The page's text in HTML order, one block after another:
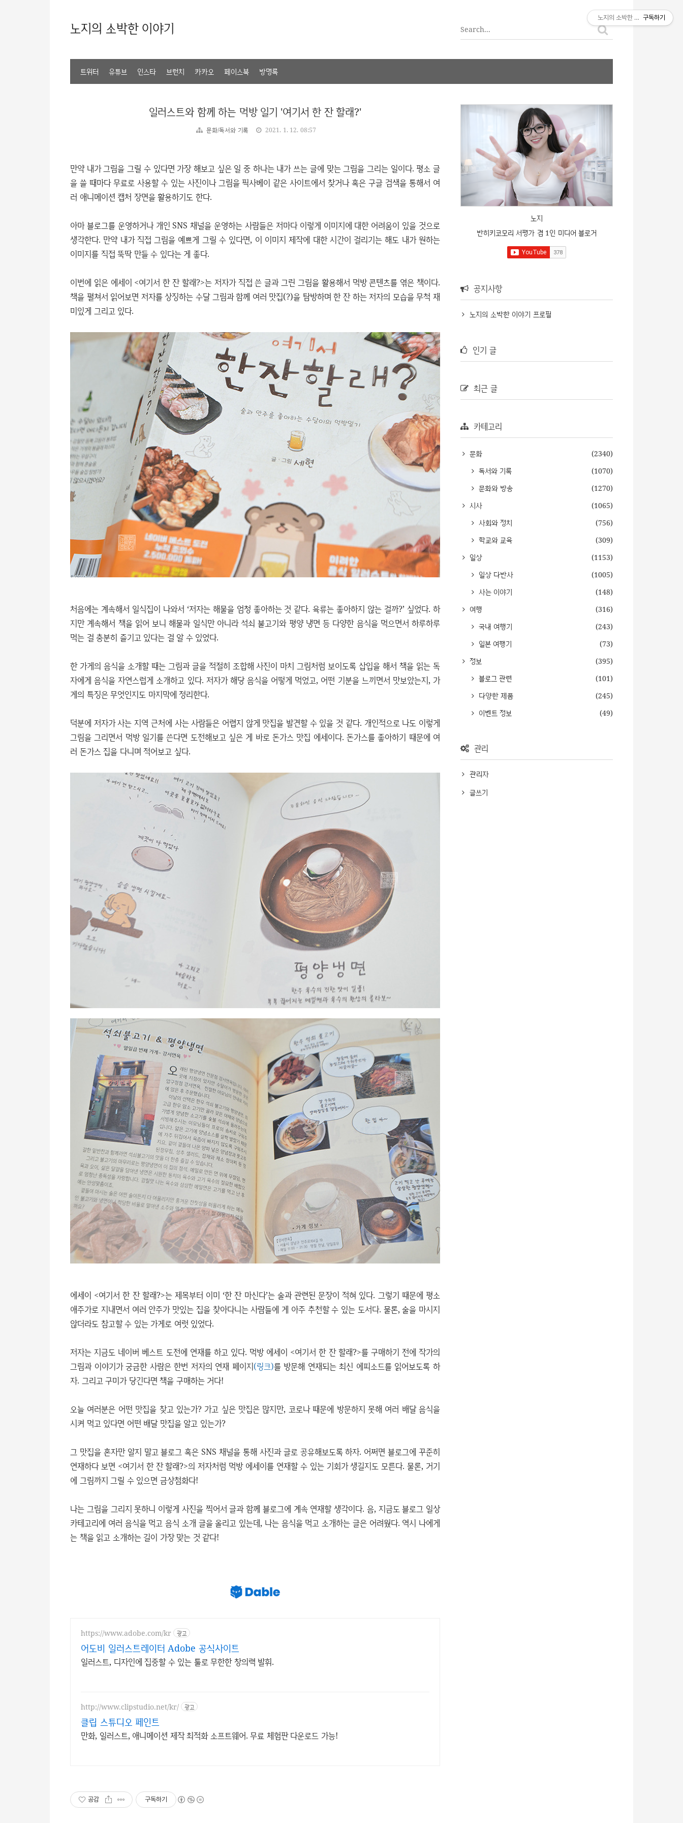
노지의 소박한 이야기
트위터 유튜브 인스타 브런치 카카오 페이스북 방명록
일러스트와 함께 하는 먹방 일기 '여기서 한 잔 할래?'
문화/독서와 기록 2021. 1. 12. 08:57
만약 내가 그림을 그릴 수 있다면 가장 해보고 싶은 일 중 하나는 내가 쓰는 글에 맞는 그림을 그리는 일이다. 평소 글
을 쓸 때마다 무료로 사용할 수 있는 사진이나 그림을 픽사베이 같은 사이트에서 찾거나 혹은 구글 검색을 통해서 여
러 애니메이션 캡처 장면을 활용하기도 한다.
아마 블로그를 운영하거나 개인 SNS 채널을 운영하는 사람들은 저마다 이렇게 이미지에 대한 어려움이 있을 것으로
생각한다. 만약 내가 직접 그림을 예쁘게 그릴 수 있다면, 이 이미지 제작에 대한 시간이 걸리기는 해도 내가 원하는
이미지를 직접 뚝딱 만들 수 있다는 게 좋다.
이번에 읽은 에세이 <여기서 한 잔 할래?>는 저자가 직접 쓴 글과 그린 그림을 활용해서 먹방 콘텐츠를 엮은 책이다.
책을 펼쳐서 읽어보면 저자를 상징하는 수달 그림과 함께 여러 맛집(?)을 탐방하며 한 잔 하는 저자의 모습을 무척 재
미있게 그리고 있다.
처음에는 계속해서 일식집이 나와서 ‘저자는 해물을 엄청 좋아하는 것 같다. 육류는 좋아하지 않는 걸까?’ 싶었다. 하
지만 계속해서 책을 읽어 보니 해물과 일식만 아니라 석쇠 불고기와 평양 냉면 등 다양한 음식을 먹으면서 하루하루
먹는 걸 충분히 즐기고 있다는 걸 알 수 있었다.
한 가게의 음식을 소개할 때는 그림과 글을 적절히 조합해 사진이 마치 그림처럼 보이도록 삽입을 해서 책을 읽는 독
자에게 음식을 자연스럽게 소개하고 있다. 저자가 해당 음식을 어떻게 먹었고, 어떤 기분을 느끼면서 맛보았는지, 가
게의 특징은 무엇인지도 마지막에 정리한다.
덕분에 저자가 사는 지역 근처에 사는 사람들은 어렵지 않게 맛집을 발견할 수 있을 것 같다. 개인적으로 나도 이렇게
그림을 그리면서 먹방 일기를 쓴다면 도전해보고 싶은 게 바로 돈가스 맛집 에세이다. 돈가스를 좋아하기 때문에 여
러 돈가스 집을 다니며 적어보고 싶다.
에세이 <여기서 한 잔 할래?>는 제목부터 이미 ‘한 잔 마신다’는 술과 관련된 문장이 적혀 있다. 그렇기 때문에 평소
애주가로 지내면서 여러 안주가 맛있는 집을 찾아다니는 사람들에 게 아주 추천할 수 있는 도서다. 물론, 술을 마시지
않더라도 참고할 수 있는 가게로 여럿 있었다.
저자는 지금도 네이버 베스트 도전에 연재를 하고 있다. 먹방 에세이 <여기서 한 잔 할래?>를 구매하기 전에 작가의
그림과 이야기가 궁금한 사람은 한번 저자의 연재 페이지(링크)를 방문해 연재되는 최신 에피소드를 읽어보도록 하
자. 그리고 구미가 당긴다면 책을 구매하는 거다!
오늘 여러분은 어떤 맛집을 찾고 있는가? 가고 싶은 맛집은 많지만, 코로나 때문에 방문하지 못해 여러 배달 음식을
시켜 먹고 있다면 어떤 배달 맛집을 알고 있는가?
그 맛집을 혼자만 알지 말고 블로그 혹은 SNS 채널을 통해 사진과 글로 공유해보도록 하자. 어쩌면 블로그에 꾸준히
연재하다 보면 <여기서 한 잔 할래?>의 저자처럼 먹방 에세이를 연재할 수 있는 기회가 생길지도 모른다. 물론, 거기
에 그림까지 그릴 수 있으면 금상첨화다!
나는 그림을 그리지 못하니 이렇게 사진을 찍어서 글과 함께 블로그에 계속 연재할 생각이다. 음, 지금도 블로그 일상
카테고리에 여러 음식을 먹고 음식 소개 글을 올리고 있는데, 나는 음식을 먹고 소개하는 글은 어려웠다. 역시 나에게
는 책을 읽고 소개하는 길이 가장 맞는 것 같다!
https://www.adobe.com/kr 광고
어도비 일러스트레이터 Adobe 공식사이트
일러스트, 디자인에 집중할 수 있는 툴로 무한한 창의력 발휘.
http://www.clipstudio.net/kr/ 광고
클립 스튜디오 페인트
만화, 일러스트, 애니메이션 제작 최적화 소프트웨어. 무료 체험판 다운로드 가능!
공감 구독하기
노지
반히키코모리 서평가 겸 1인 미디어 블로거
공지사항
노지의 소박한 이야기 프로필
인기 글
최근 글
카테고리
문화
(2340)
독서와 기록
(1070)
문화와 방송
(1270)
시사
(1065)
사회와 정치
(756)
학교와 교육
(309)
일상
(1153)
일상 다반사
(1005)
사는 이야기
(148)
여행
(316)
국내 여행기
(243)
일본 여행기
(73)
정보
(395)
블로그 관련
(101)
다양한 제품
(245)
이벤트 정보
(49)
관리
관리자
글쓰기
노지의 소박한 이야기구독하기